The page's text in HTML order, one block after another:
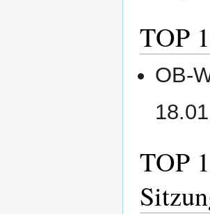
TOP
OB-
TOP